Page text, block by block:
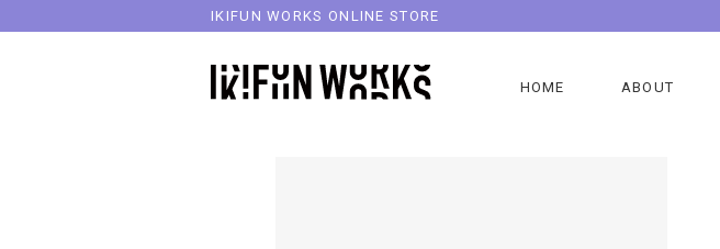
IKIFUN WORKS ONLINE STORE
HOME ABOUT